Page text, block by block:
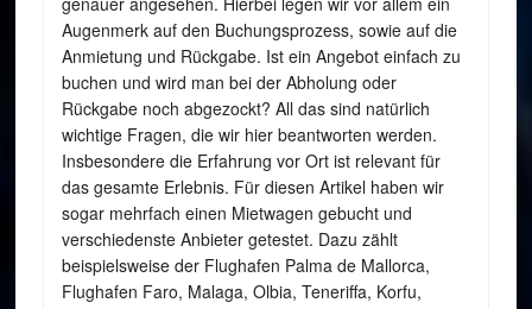
Augenmerk auf den Buchungsprozess, sowie auf die
Anmietung und Rückgabe. Ist ein Angebot einfach zu
buchen und wird man bei der Abholung oder
Rückgabe noch abgezockt? All das sind natürlich
wichtige Fragen, die wir hier beantworten werden.
Insbesondere die Erfahrung vor Ort ist relevant für
das gesamte Erlebnis. Für diesen Artikel haben wir
sogar mehrfach einen Mietwagen gebucht und
verschiedenste Anbieter getestet. Dazu zählt
beispielsweise der Flughafen Palma de Mallorca,
Flughafen Faro, Malaga, Olbia, Teneriffa, Korfu,